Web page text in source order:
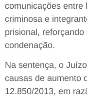
comunicações entre
criminosa e
prisional,
condenação.
Na sentença, o
causas de aumento
12.850/2013, em